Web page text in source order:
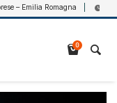
Romagna Agosto 7,
0